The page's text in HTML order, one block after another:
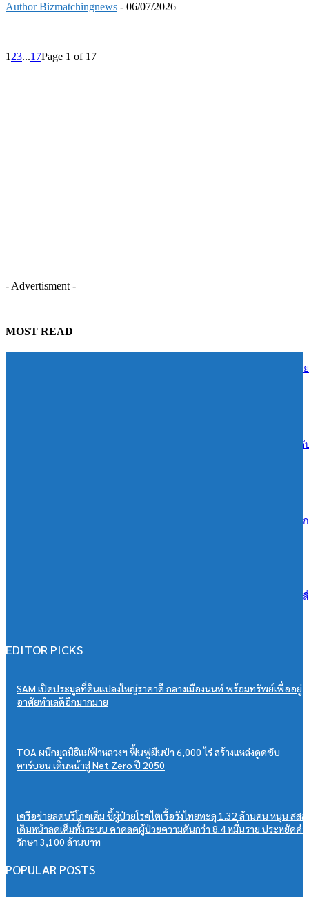
Author Bizmatchingnews - 06/07/2026
1 23...17Page 1 of 17
- Advertisment -
MOST READ
TIDLOR ส่งต่อความรู้การเงินสู่ชุมชนบ้านน้ำใส จ.ร้อยเอ็ด หนุนคนไทย
Reignwood ทุ่ม 1.4 พันล้านเปิดเกมรุก Sports & Wellness “RSPC”ยกระ
ซีพีแรม ผนึกกำลังทุกภาคส่วน สานต่อ 13 ปี “CPRAM Green Life” #ปลูก
ดีน่ารีเฟรชแบรนด์ครั้งใหญ่ ดึง BamBam ถ่ายทอดภาพลักษณ์ใหม่ ผ่าน
EDITOR PICKS
SAM เปิดประมูลที่ดินแปลงใหญ่ราคาดี กลางเมืองนนท์ พร้อมทรัพย์เพื่ออยู่
อาศัยทำเลดีอีกมากมาย
TOA ผนึกมูลนิธิแม่ฟ้าหลวงฯ ฟื้นฟูผืนป่า 6,000 ไร่ สร้างแหล่งดูดซับ
คาร์บอน เดินหน้าสู่ Net Zero ปี 2050
เครือข่ายลดบริโภคเค็ม ชี้ผู้ป่วยโรคไตเรื้อรังไทยทะลุ 1.32 ล้านคน หนุน สสส.
เดินหน้าลดเค็มทั้งระบบ คาดลดผู้ป่วยความดันกว่า 8.4 หมื่นราย ประหยัดค่า
รักษา 3,100 ล้านบาท
POPULAR POSTS